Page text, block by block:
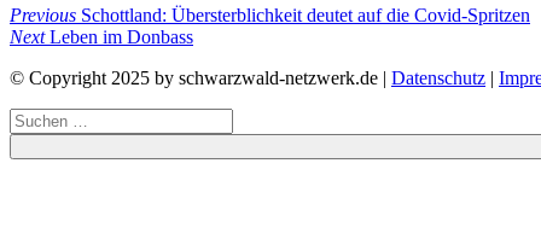
Beitragsnavigation
Previous
Post
Previous Schottland: Übersterblichkeit deutet auf die Covid-Spritzen
Next
Next Leben im Donbass
© Copyright 2025 by schwarzwald-netzwerk.de | Datenschutz |
Suchen
nach: